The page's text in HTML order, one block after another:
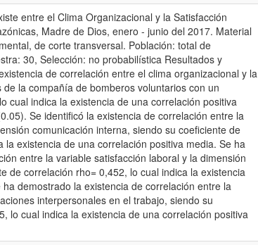
entre el Clima Organizacional y la Satisfacción
Madre de Dios, enero - junio del 2017. Material
de corte transversal. Población: total de
30, Selección: no probabilística Resultados y
de correlación entre el clima organizacional y la
la compañía de bomberos voluntarios con un
cual indica la existencia de una correlación positiva
Se identificó la existencia de correlación entre la
comunicación interna, siendo su coeficiente de
existencia de una correlación positiva media. Se ha
entre la variable satisfacción laboral y la dimensión
de correlación rho= 0,452, lo cual indica la existencia
demostrado la existencia de correlación entre la
interpersonales en el trabajo, siendo su
lo cual indica la existencia de una correlación positiva